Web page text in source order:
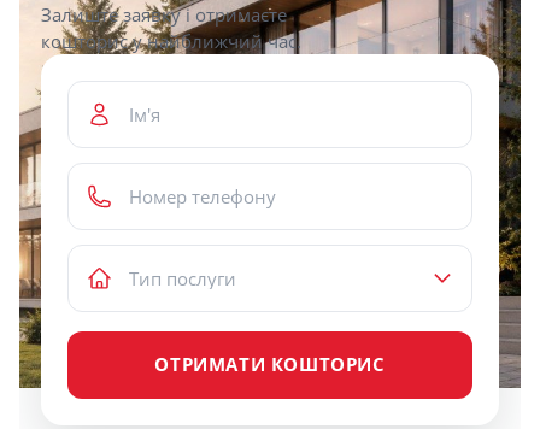
Залиште заявку і отримаєте
кошторис у найближчий час.
ОТРИМАТИ КОШТОРИС